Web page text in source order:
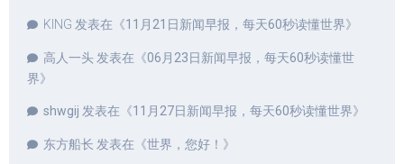
KING 发表在《11月21日新闻早报，每天60秒读懂世界》
高人一头发表在《06月23日新闻早报，每天60秒读懂世
界》
shwgij 发表在《11月27日新闻早报，每天60秒读懂世界》
东方船长 发表在《世界，您好！ 》